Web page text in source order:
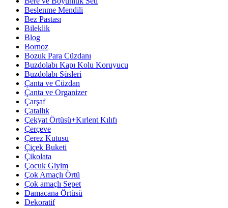
Beslenme Mendili
Bez Pastası
Bileklik
Blog
Bornoz
Bozuk Para Cüzdanı
Buzdolabı Kapı Kolu Koruyucu
Buzdolabı Süsleri
Çanta ve Cüzdan
Çanta ve Organizer
Çarşaf
Çatallık
Çekyat Örtüsü+Kırlent Kılıfı
Çerçeve
Çerez Kutusu
Çiçek Buketi
Çikolata
Çocuk Giyim
Çok Amaçlı Örtü
Çok amaçlı Sepet
Damacana Örtüsü
Dekoratif